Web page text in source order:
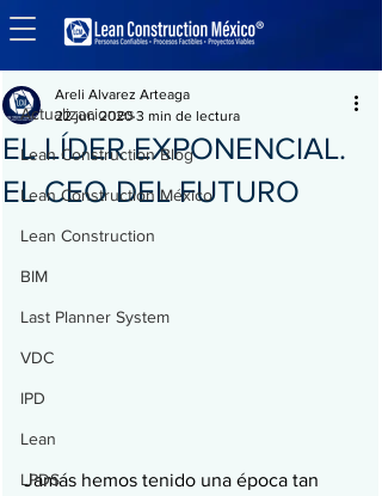
Entrada
Actualizaciones
Lean Construction Blog
Lean Construction México
Lean Construction
BIM
Last Planner System
VDC
IPD
Lean
LPDS
EL LÍDER EXPONENCIAL.
EL CEO DEL FUTURO
Areli Alvarez Arteaga
22 jun 2020 3 min de lectura
Jamás hemos tenido una época tan